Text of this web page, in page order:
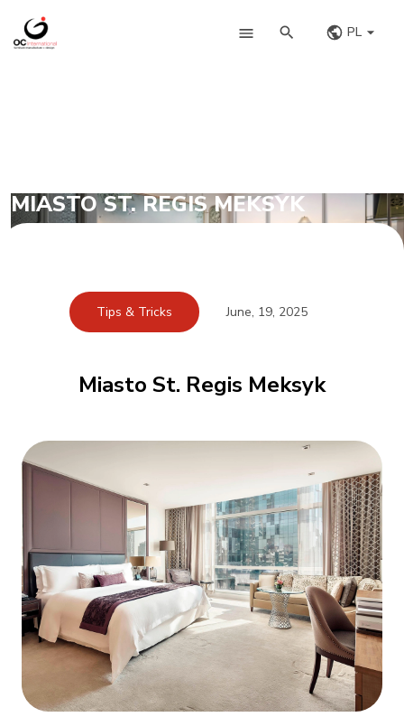
PL
MIASTO ST. REGIS MEKSYK
Tips & Tricks June, 19, 2025
Miasto St. Regis Meksyk